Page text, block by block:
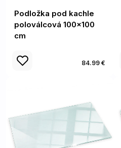
Podložka pod kachle
poloválcová 100x100
cm
84.99 €